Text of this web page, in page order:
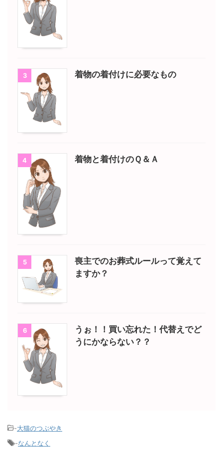
3 着物の着付けに必要なもの
4 着物と着付けのＱ＆Ａ
5
喪主でのお葬式ルールって覚えて
ますか？
6
うぉ！！買い忘れた！代替えでど
うにかならない？？
-大猫のつぶやき
-なんとなく